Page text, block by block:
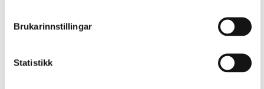
Brukarinnstillingar
Statistikk
- Kan planleggja og gjennomføra ulike former for
- Kan finna, vurdera og visa til relevant informasjon og